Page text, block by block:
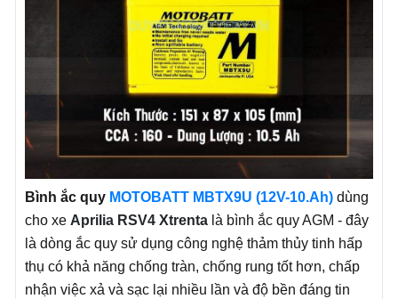
Bình ắc quy MOTOBATT MBTX9U (12V-10.Ah) dùng
cho xe Aprilia RSV4 Xtrentalà bình ắc quy AGM - đây
là dòng ắc quy sử dụng công nghệ thảm thủy tinh hấp
thụ có khả năng chống tràn, chống rung tốt hơn, chấp
nhận việc xả và sạc lại nhiều lần và độ bền đáng tin